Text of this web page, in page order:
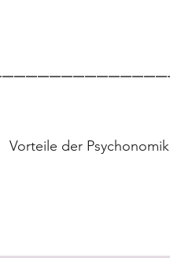
Vorteile der Psychonomik